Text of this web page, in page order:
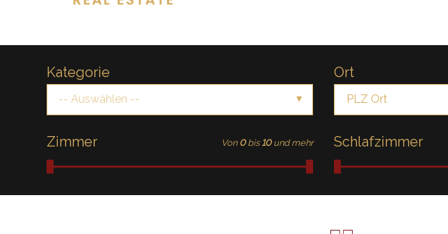
Kategorie
-- Auswählen --
Ort
PLZ Ort
Zimmer Von 0 bis 10 und mehr Schlafzimmer